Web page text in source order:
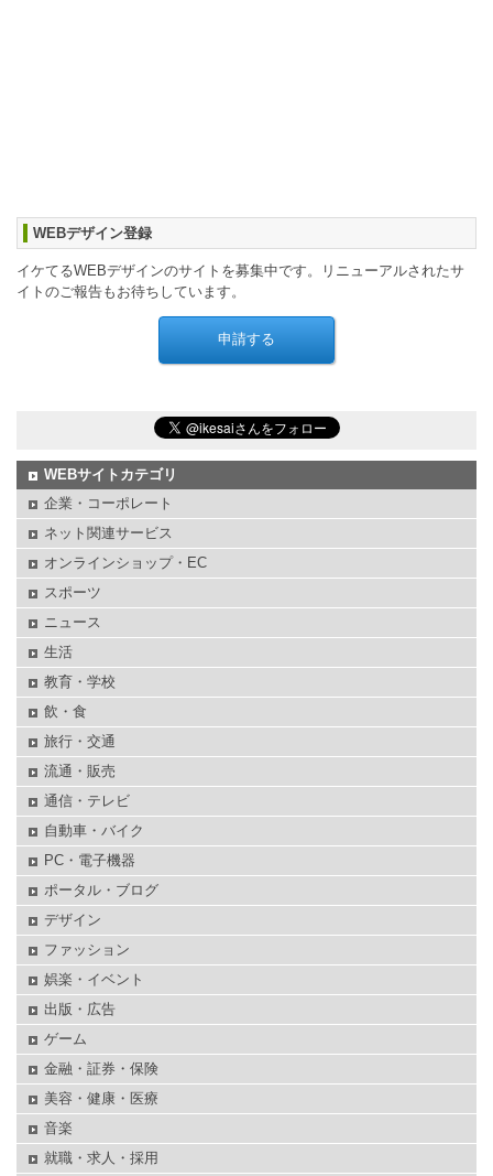
WEBデザイン登録
イケてるWEBデザインのサイトを募集中です。リニューアルされたサ
イトのご報告もお待ちしています。
WEBサイトカテゴリ
企業・コーポレート
ネット関連サービス
オンラインショップ・EC
スポーツ
ニュース
生活
教育・学校
飲・食
旅行・交通
流通・販売
通信・テレビ
自動車・バイク
PC・電子機器
ポータル・ブログ
デザイン
ファッション
娯楽・イベント
出版・広告
ゲーム
金融・証券・保険
美容・健康・医療
音楽
就職・求人・採用